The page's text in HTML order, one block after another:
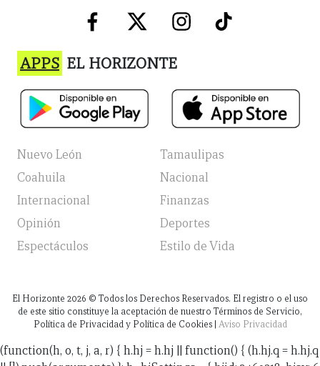
APPS EL HORIZONTE
Nuevo León
Tamaulipas
Coahuila
Nacional
Internacional
Finanzas
Opinión
Deportes
Espectáculos
Estilo de Vida
El Horizonte 2026 © Todos los Derechos Reservados. El registro o el uso
de este sitio constituye la aceptación de nuestro Términos de Servicio,
Política de Privacidad y Política de Cookies | Aviso Privacidad
(function(h, o, t, j, a, r) { h.hj = h.hj || function() { (h.hj.q = h.hj.q